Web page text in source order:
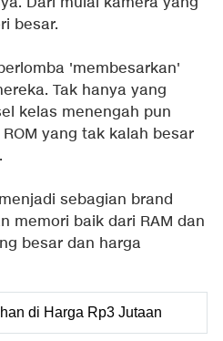
besar.
'membesarkan'
Tak hanya yang
kelas menengah pun
yang tak kalah besar
sebagian brand
memori baik dari RAM dan
besar dan harga
di Harga Rp3 Jutaan